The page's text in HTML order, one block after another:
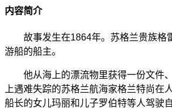
内容简介
故事发生在1864年。苏格兰贵族格
游船的船主。
他从海上的漂流物里获得一份文件
上遇难失踪的苏格兰航海家格兰特尚在
船长的女儿玛丽和儿子罗伯特等人驾驶